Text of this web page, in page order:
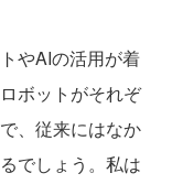
やAIの活用が着
ボットがそれぞ
、従来にはなか
でしょう。私は